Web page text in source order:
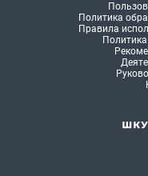
Политика
Правила